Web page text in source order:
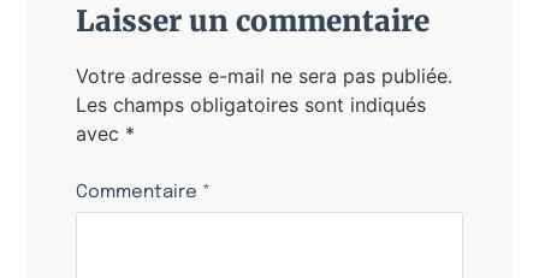
Laisser un commentaire
Votre adresse e-mail ne sera pas publiée.
Les champs obligatoires sont indiqués
avec *
Commentaire *